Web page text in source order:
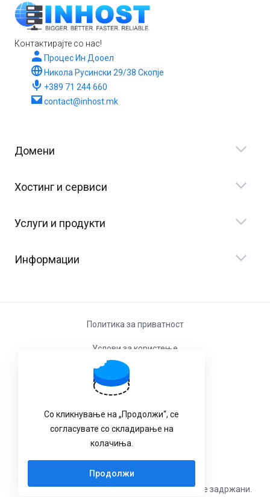
Контактирајте со нас!
Процес Ин Дооел
Никола Русински 29/38 Скопје
+389 71 244 660
contact@inhost.mk
Домени
Хостинг и сервиси
Услуги и продукти
Информации
© 2002-2026 ПРОЦЕС ИН ДООЕЛ. Сите права се задржани.
Политика за приватност
Услови за користење
Со кликнување на „Продолжи“, се
согласувате со складирање на
колачиња.
Продолжи